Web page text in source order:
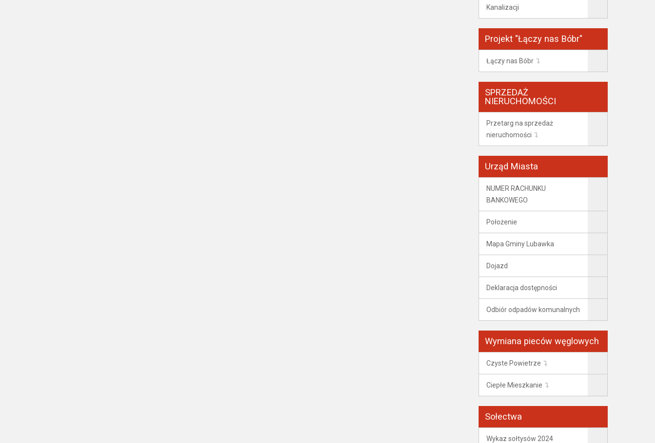
Kanalizacji
Projekt "Łączy nas Bóbr"
Łączy nas Bóbr
SPRZEDAŻ
NIERUCHOMOŚCI
Przetarg na sprzedaż
nieruchomości
Urząd Miasta
NUMER RACHUNKU
BANKOWEGO
Położenie
Mapa Gminy Lubawka
Dojazd
Deklaracja dostępności
Odbiór odpadów komunalnych
Wymiana pieców węglowych
Czyste Powietrze
Ciepłe Mieszkanie
Sołectwa
Wykaz sołtysów 2024